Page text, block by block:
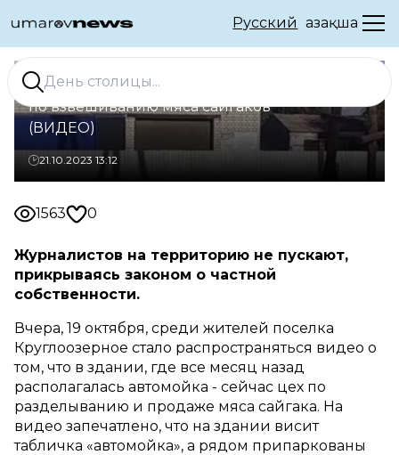
Русский Қазақша
В ЗКО из автомойки сделали пункт
по взвешиванию мяса сайгаков
(ВИДЕО)
21.10.2023 13:12
1563 0
Журналистов на территорию не пускают,
прикрываясь законом о частной
собственности.
Вчера, 19 октября, среди жителей поселка
Круглоозерное стало распространяться видео о
том, что в здании, где все месяц назад
располагалась автомойка - сейчас цех по
разделыванию и продаже мяса сайгака. На
видео запечатлено, что на здании висит
табличка «автомойка», а рядом припаркованы